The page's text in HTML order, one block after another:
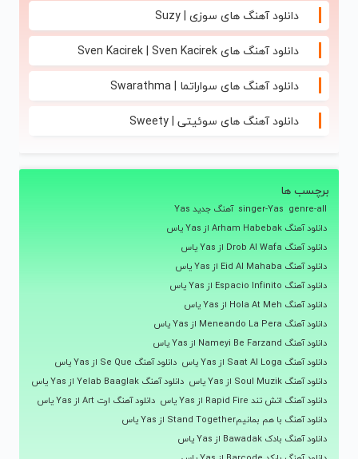
دانلود آهنگ های سوزی | Suzy
دانلود آهنگ های Sven Kacirek | Sven Kacirek
دانلود آهنگ های سواراتما | Swarathma
دانلود آهنگ های سوئیتی | Sweety
برچسب ها
genre-all
singer-Yas آهنگ جدید Yas
دانلود آهنگ Arham Habebak از Yas یاس
دانلود آهنگ Drob Al Wafa از Yas یاس
دانلود آهنگ Eid Al Mahaba از Yas یاس
دانلود آهنگ Espacio Infinito از Yas یاس
دانلود آهنگ Hola At Meh از Yas یاس
دانلود آهنگ Meneando La Pera از Yas یاس
دانلود آهنگ Nameyi Be Farzand از Yas یاس
دانلود آهنگ Saat Al Loga از Yas یاس
دانلود آهنگ Se Que از Yas یاس
دانلود آهنگ Soul Muzik از Yas یاس
دانلود آهنگ Yelab Baaglak از Yas یاس
دانلود آهنگ اتش تند Rapid Fire از Yas یاس
دانلود آهنگ ارت Art از Yas یاس
دانلود آهنگ با هم بمانیمStand Together از Yas یاس
دانلود آهنگ بادک Bawadak از Yas یاس